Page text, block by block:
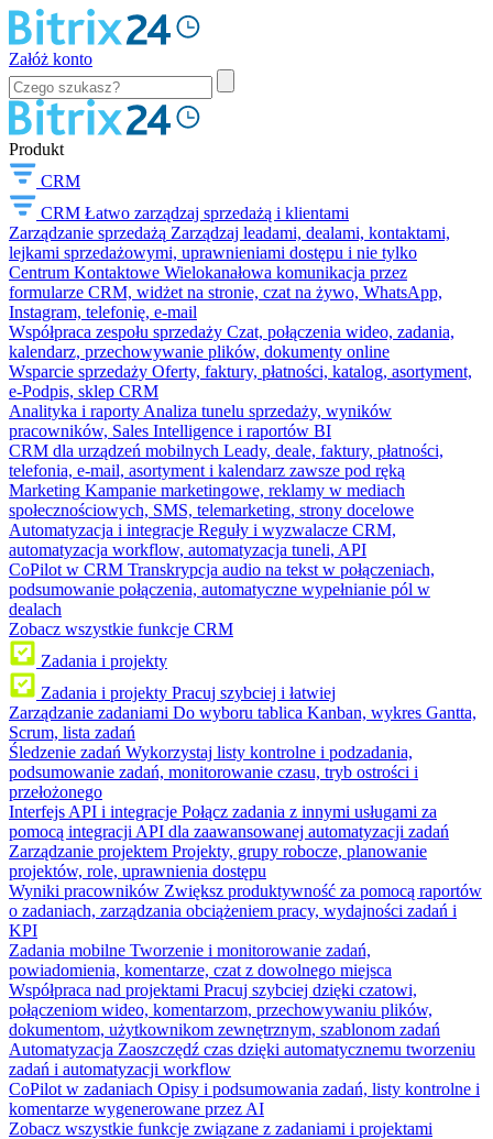
Załóż konto
Produkt
CRM
CRM Łatwo zarządzaj sprzedażą i klientami
Zarządzanie sprzedażą Zarządzaj leadami, dealami, kontaktami,
lejkami sprzedażowymi, uprawnieniami dostępu i nie tylko
Centrum Kontaktowe Wielokanałowa komunikacja przez
formularze CRM, widżet na stronie, czat na żywo, WhatsApp,
Instagram, telefonię, e-mail
Współpraca zespołu sprzedaży Czat, połączenia wideo, zadania,
kalendarz, przechowywanie plików, dokumenty online
Wsparcie sprzedaży Oferty, faktury, płatności, katalog, asortyment,
e-Podpis, sklep CRM
Analityka i raporty Analiza tunelu sprzedaży, wyników
pracowników, Sales Intelligence i raportów BI
CRM dla urządzeń mobilnych Leady, deale, faktury, płatności,
telefonia, e-mail, asortyment i kalendarz zawsze pod ręką
Marketing Kampanie marketingowe, reklamy w mediach
społecznościowych, SMS, telemarketing, strony docelowe
Automatyzacja i integracje Reguły i wyzwalacze CRM,
automatyzacja workflow, automatyzacja tuneli, API
CoPilot w CRM Transkrypcja audio na tekst w połączeniach,
podsumowanie połączenia, automatyczne wypełnianie pól w
dealach
Zobacz wszystkie funkcje CRM
Zadania i projekty
Zadania i projekty Pracuj szybciej i łatwiej
Zarządzanie zadaniami Do wyboru tablica Kanban, wykres Gantta,
Scrum, lista zadań
Śledzenie zadań Wykorzystaj listy kontrolne i podzadania,
podsumowanie zadań, monitorowanie czasu, tryb ostrości i
przełożonego
Interfejs API i integracje Połącz zadania z innymi usługami za
pomocą integracji API dla zaawansowanej automatyzacji zadań
Zarządzanie projektem Projekty, grupy robocze, planowanie
projektów, role, uprawnienia dostępu
Wyniki pracowników Zwiększ produktywność za pomocą raportów
o zadaniach, zarządzania obciążeniem pracy, wydajności zadań i
KPI
Zadania mobilne Tworzenie i monitorowanie zadań,
powiadomienia, komentarze, czat z dowolnego miejsca
Współpraca nad projektami Pracuj szybciej dzięki czatowi,
połączeniom wideo, komentarzom, przechowywaniu plików,
dokumentom, użytkownikom zewnętrznym, szablonom zadań
Automatyzacja Zaoszczędź czas dzięki automatycznemu tworzeniu
zadań i automatyzacji workflow
CoPilot w zadaniach Opisy i podsumowania zadań, listy kontrolne i
komentarze wygenerowane przez AI
Zobacz wszystkie funkcje związane z zadaniami i projektami